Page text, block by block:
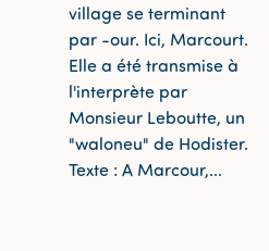
village se terminant
par -our. Ici, Marcourt.
Elle a été transmise à
l'interprète par
Monsieur Leboutte, un
"waloneu" de Hodister.
Texte : A Marcour,...